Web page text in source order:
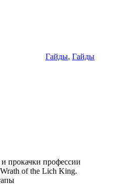
Гайды, Гайды
прокачки профессии
of the Lich King.